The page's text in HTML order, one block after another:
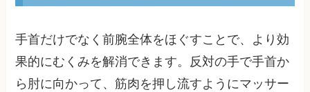
手首だけでなく前腕全体をほぐすことで、より効
果的にむくみを解消できます。反対の手で手首か
ら肘に向かって、筋肉を押し流すようにマッサー